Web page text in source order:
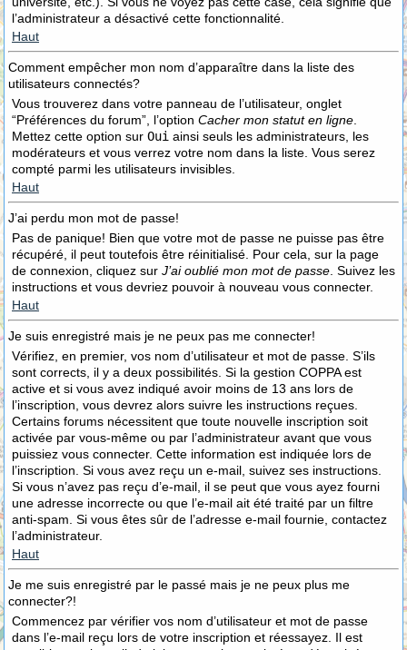
l’administrateur a désactivé cette fonctionnalité.
Haut
Comment empêcher mon nom d’apparaître dans la liste des
utilisateurs connectés?
Vous trouverez dans votre panneau de l’utilisateur, onglet
“Préférences du forum”, l’option Cacher mon statut en ligne
Mettez cette option sur Oui ainsi seuls les administrateurs, les
modérateurs et vous verrez votre nom dans la liste. Vous serez
compté parmi les utilisateurs invisibles.
Haut
J’ai perdu mon mot de passe!
Pas de panique! Bien que votre mot de passe ne puisse pas être
récupéré, il peut toutefois être réinitialisé. Pour cela, sur la page
de connexion, cliquez sur J’ai oublié mon mot de passe . Suivez les
instructions et vous devriez pouvoir à nouveau vous connecter.
Haut
Je suis enregistré mais je ne peux pas me connecter!
Vérifiez, en premier, vos nom d’utilisateur et mot de passe. S’ils
sont corrects, il y a deux possibilités. Si la gestion COPPA est
active et si vous avez indiqué avoir moins de 13 ans lors de
l’inscription, vous devrez alors suivre les instructions reçues.
Certains forums nécessitent que toute nouvelle inscription soit
activée par vous-même ou par l’administrateur avant que vous
puissiez vous connecter. Cette information est indiquée lors de
l’inscription. Si vous avez reçu un e-mail, suivez ses instructions.
Si vous n’avez pas reçu d’e-mail, il se peut que vous ayez fourni
une adresse incorrecte ou que l’e-mail ait été traité par un filtre
anti-spam. Si vous êtes sûr de l’adresse e-mail fournie, contactez
l’administrateur.
Haut
Je me suis enregistré par le passé mais je ne peux plus me
connecter?!
Commencez par vérifier vos nom d’utilisateur et mot de passe
dans l’e-mail reçu lors de votre inscription et réessayez. Il est